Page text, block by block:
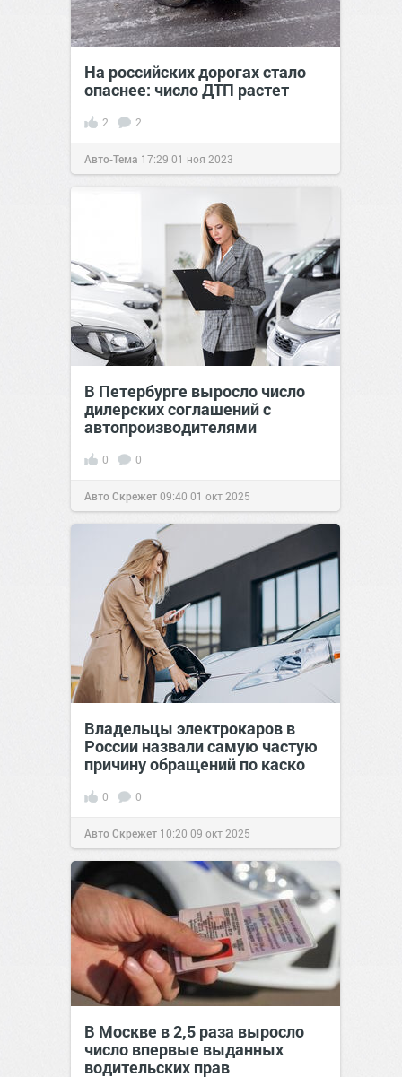
На российских дорогах стало
опаснее: число ДТП растет
2 2
Авто-Тема 17:29 01 ноя 2023
В Петербурге выросло число
дилерских соглашений с
автопроизводителями
0 0
Авто Скрежет09:40 01 окт 2025
Владельцы электрокаров в
России назвали самую частую
причину обращений по каско
0 0
Авто Скрежет 10:20 09 окт 2025
В Москве в 2,5 раза выросло
число впервые выданных
водительских прав